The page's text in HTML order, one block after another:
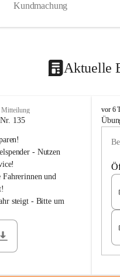
Kundmachung
Aktuelle
135
- Nutzen
Fahrerinnen und
steigt - Bitte um
B
u
e
vor 6